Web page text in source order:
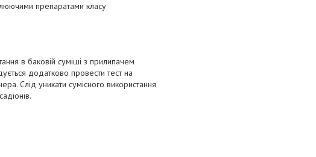
препаратами класу
в баковій суміші з прилипачем
додатково провести тест на
Слід уникати сумісного використання